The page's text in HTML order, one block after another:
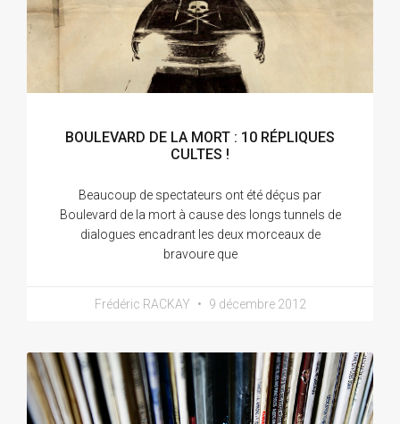
BOULEVARD DE LA MORT : 10 RÉPLIQUES
CULTES !
Beaucoup de spectateurs ont été déçus par
Boulevard de la mort à cause des longs tunnels de
dialogues encadrant les deux morceaux de
bravoure que
Frédéric RACKAY 9 décembre 2012